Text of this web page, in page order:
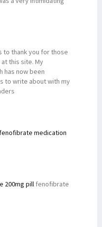
to thank you for those
this site. My
has now been
to write about with my
fenofibrate medication
200mg pill fenofibrate